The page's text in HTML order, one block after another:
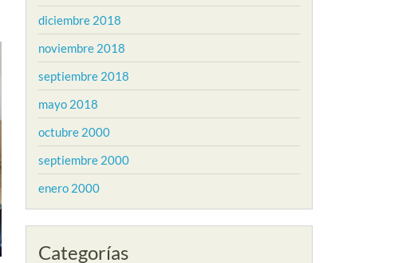
diciembre 2018
noviembre 2018
septiembre 2018
mayo 2018
octubre 2000
septiembre 2000
enero 2000
Categorías